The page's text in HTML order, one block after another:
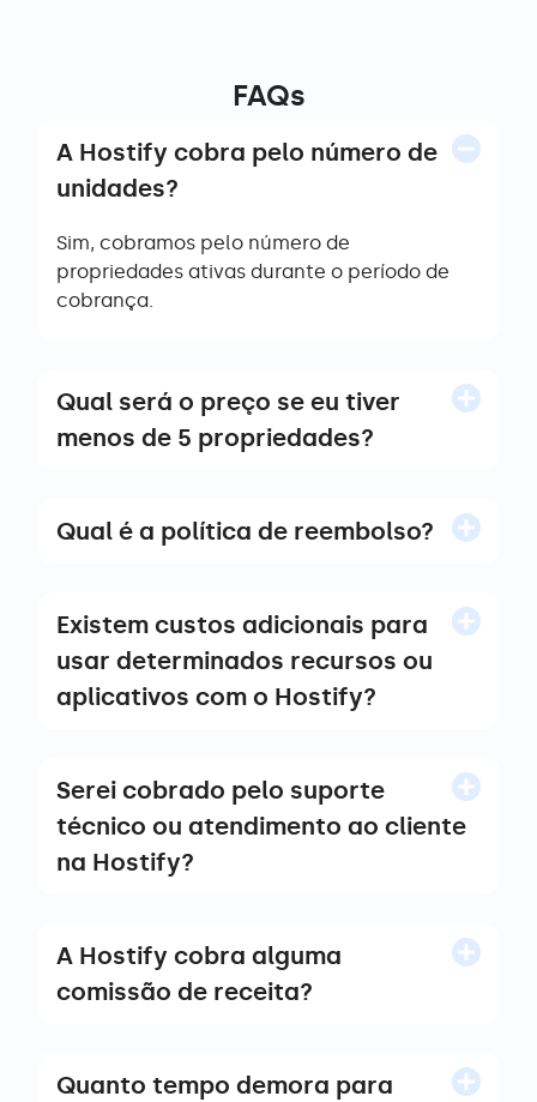
FAQs
A Hostify cobra pelo número de
unidades?
Sim, cobramos pelo número de
propriedades ativas durante o período de
cobrança.
Qual será o preço se eu tiver
menos de 5 propriedades?
Qual é a política de reembolso?
Existem custos adicionais para
usar determinados recursos ou
aplicativos com o Hostify?
Serei cobrado pelo suporte
técnico ou atendimento ao cliente
na Hostify?
A Hostify cobra alguma
comissão de receita?
Quanto tempo demora para